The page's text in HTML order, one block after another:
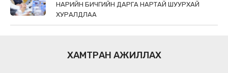
НАРИЙН БИЧГИЙН ДАРГА НАРТАЙ ШУУРХАЙ
ХУРАЛДЛАА
ХАМТРАН АЖИЛЛАХ